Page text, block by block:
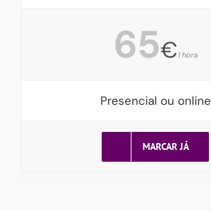
65€ 1 hora
Presencial ou online
MARCAR JÁ